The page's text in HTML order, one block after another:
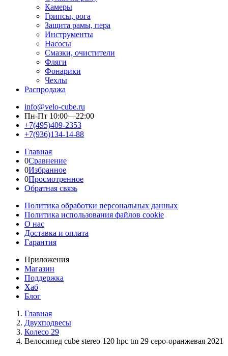
Камеры
Грипсы, рога
Защита рамы, пера
Инструменты
Насосы
Смазки, очистители
Фляги
Фонарики
Чехлы
Распродажа
info@velo-cube.ru
Пн-Пт 10:00—22:00
+7(495)409-2353
+7(936)134-14-88
Главная
0Сравнение
0Избранное
0Просмотренное
Обратная связь
Политика обработки персональных данных
Политика использования файлов cookie
О нас
Доставка и оплата
Гарантия
Приложения
Магазин
Поддержка
Хаб
Блог
Главная
Двухподвесы
Колесо 29
Велосипед cube stereo 120 hpc tm 29 серо-оранжевая 2021